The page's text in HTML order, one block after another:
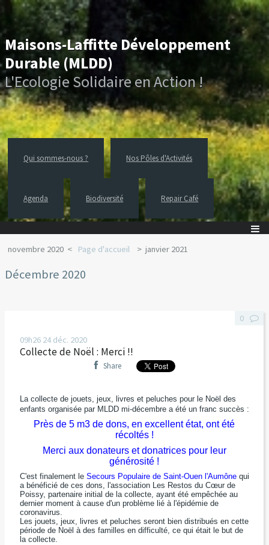
Maisons-Laffitte Développement
Durable (MLDD)
L'Ecologie Solidaire en Action !
Qui sommes-nous ? Nos Pôles d'Activités
Agenda Biodiversité Repair Café
novembre 2020 Page d'accueil janvier 2021
Décembre 2020
09h26 24 déc. 2020
Collecte de Noël : Merci !!
Share
La collecte de jouets, jeux, livres et peluches pour le Noël des
enfants organisée par MLDD mi-décembre a été un franc succès :
Près de 5 m3 de dons, en excellent état, ont été
récoltés !
Merci aux donateurs et donatrices pour leur
générosité !
C'est finalement le Secours Populaire de Saint-Ouen l'Aumône qui
a bénéficié de ces dons, l'association Les Restos du Cœur de
Poissy, partenaire initial de la collecte, ayant été empêchée au
dernier moment à cause d'un problème lié à l'épidémie de
coronavirus.
Les jouets, jeux, livres et peluches seront bien distribués en cette
période de Noël à des familles en difficulté, ce qui était le but de
la collecte.
0